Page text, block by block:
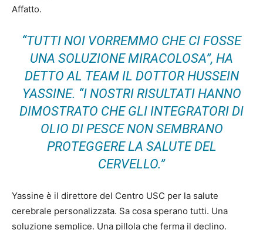
Affatto.
“TUTTI NOI VORREMMO CHE CI FOSSE
UNA SOLUZIONE MIRACOLOSA”, HA
DETTO AL TEAM IL DOTTOR HUSSEIN
YASSINE. “I NOSTRI RISULTATI HANNO
DIMOSTRATO CHE GLI INTEGRATORI DI
OLIO DI PESCE NON SEMBRANO
PROTEGGERE LA SALUTE DEL
CERVELLO.”
Yassine è il direttore del Centro USC per la salute
cerebrale personalizzata. Sa cosa sperano tutti. Una
soluzione semplice. Una pillola che ferma il declino.